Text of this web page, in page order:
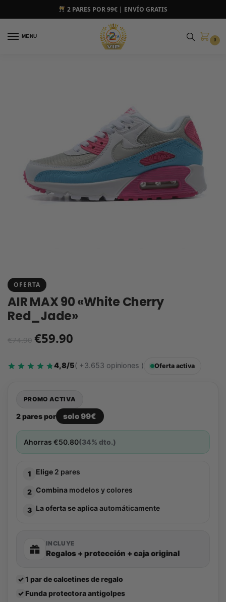
2 PARES POR 99€ | ENVÍO GRATIS
MENU
0
OFERTA
AIR MAX 90 «White Cherry
Red_Jade»
€74.90 €59.90
4,8/5( +3.653 opiniones ) Oferta activa
PROMO ACTIVA
2 pares por solo 99€
Ahorras €50.80(34% dto.)
1 Elige 2 pares
2 Combina modelos y colores
3 La oferta se aplicaautomáticamente
INCLUYE
Regalos + protección + caja original
✓1 par de calcetines de regalo
✓ Funda protectora antigolpes